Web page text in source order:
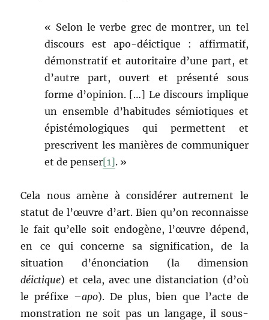
« Selon le verbe grec de montrer, un tel
discours est apo-déictique : affirmatif,
démonstratif et autoritaire d’une part, et
d’autre part, ouvert et présenté sous
forme d’opinion. […] Le discours implique
un ensemble d’habitudes sémiotiques et
épistémologiques qui permettent et
prescrivent les manières de communiquer
et de penser[1]. »
Cela nous amène à considérer autrement le
statut de l’œuvre d’art. Bien qu’on reconnaisse
le fait qu’elle soit endogène, l’œuvre dépend,
en ce qui concerne sa signification, de la
situation d’énonciation (la dimension
déictique) et cela, avec une distanciation (d’où
le préfixe –apo). De plus, bien que l’acte de
monstration ne soit pas un langage, il sous-